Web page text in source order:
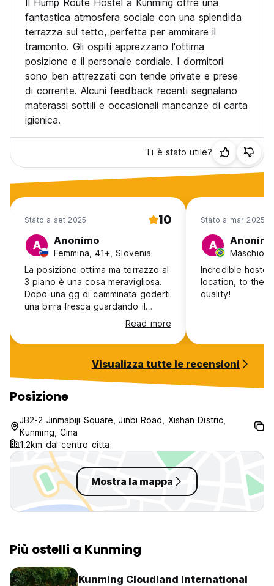
Il Hump Route Hostel a Kunming offre una
fantastica atmosfera sociale con una splendida
terrazza sul tetto, perfetta per ammirare il
tramonto. Gli ospiti apprezzano l'ottima
posizione e il personale cordiale. I dormitori
sono ben attrezzati con tende private e prese
di corrente. Alcuni feedback recenti segnalano
materassi sottili e occasionali mancanze di carta
igienica.
Ti è stato utile?
Stato a set 2025 10
A Anonimo
Femmina, 41+, Slovenia
La posizione ottima ma terrazzo al
3 piano è una cosa meravigliosa.
Dopo una gg di camminata goderti
una birra fresca guardando il
tramonto è senza prezzo .Read more
Stato a mar 2025
A
Maschio,
Incredible
location, to the
quality!
Visualizza tutte le recensioni
Posizione
JB2-2 Jinmabiji Square, Jinbi Road, Xishan Distric,
Kunming, Cina
1.2km dal centro citta
Mostra la mappa
Più ostelli a Kunming
Kunming Cloudland International